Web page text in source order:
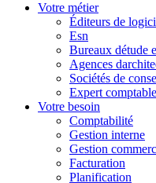
Votre métier
Éditeurs de
Esn
Bureaux détude
Agences
Sociétés de
Expert comptable
Votre besoin
Comptabilité
Gestion interne
Gestion
Facturation
Planification